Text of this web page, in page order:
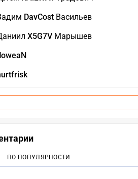
DavCost Васильев
X5G7V Марышев
ПО ПОПУЛЯРНОСТИ